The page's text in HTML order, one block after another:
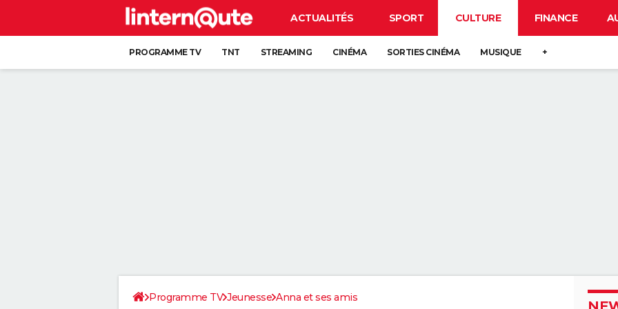
ACTUALITÉS SPORT CULTURE FINANCE
PROGRAMME TV TNT STREAMING CINÉMA SORTIES CINÉMA MUSIQUE +
Programme TV Jeunesse Anna et ses amis